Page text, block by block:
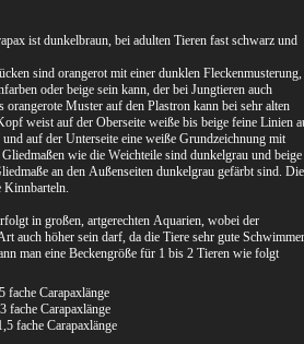
ist dunkelbraun, bei adulten Tieren fast schwarz und
sind orangerot mit einer dunklen Fleckenmusterung,
oder beige sein kann, der bei Jungtieren auch
orangerote Muster auf den Plastron kann bei sehr alten
weist auf der Oberseite weiße bis beige feine Linien
auf der Unterseite eine weiße Grundzeichnung mit
wie die Weichteile sind dunkelgrau und beige
an den Außenseiten dunkelgrau gefärbt sind. Die
Kinnbarteln.
in großen, artgerechten Aquarien, wobei der
auch höher sein darf, da die Tiere sehr gute Schwimmer
man eine Beckengröße für 1 bis 2 Tieren wie folgt
fache Carapaxlänge
fache Carapaxlänge
fache Carapaxlänge